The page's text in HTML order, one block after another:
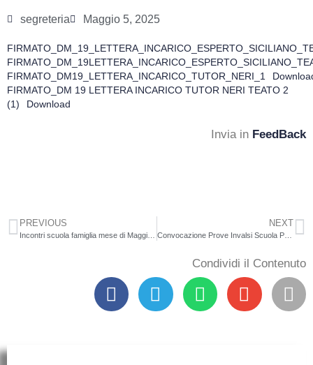
segreteria Maggio 5, 2025
FIRMATO_DM19_LETTERA_INCARICO_TUTOR_NERI_1
FIRMATO_DM 19 LETTERA INCARICO TUTOR NERI TEATO 2
(1)
Download
Invia in FeedBack
PREVIOUS NEXT
Convocazione Prove Invalsi Scuola Primaria
Condividi il Contenuto